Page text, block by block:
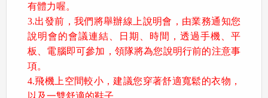
有體力喔。
3.出發前，我們將舉辦線上說明會，由業務通知您
說明會的會議連結、日期、時間，透過手機、平
板、電腦即可參加，領隊將為您說明行前的注意事
項。
4.飛機上空間較小，建議您穿著舒適寬鬆的衣物，
以及一雙舒適的鞋子。